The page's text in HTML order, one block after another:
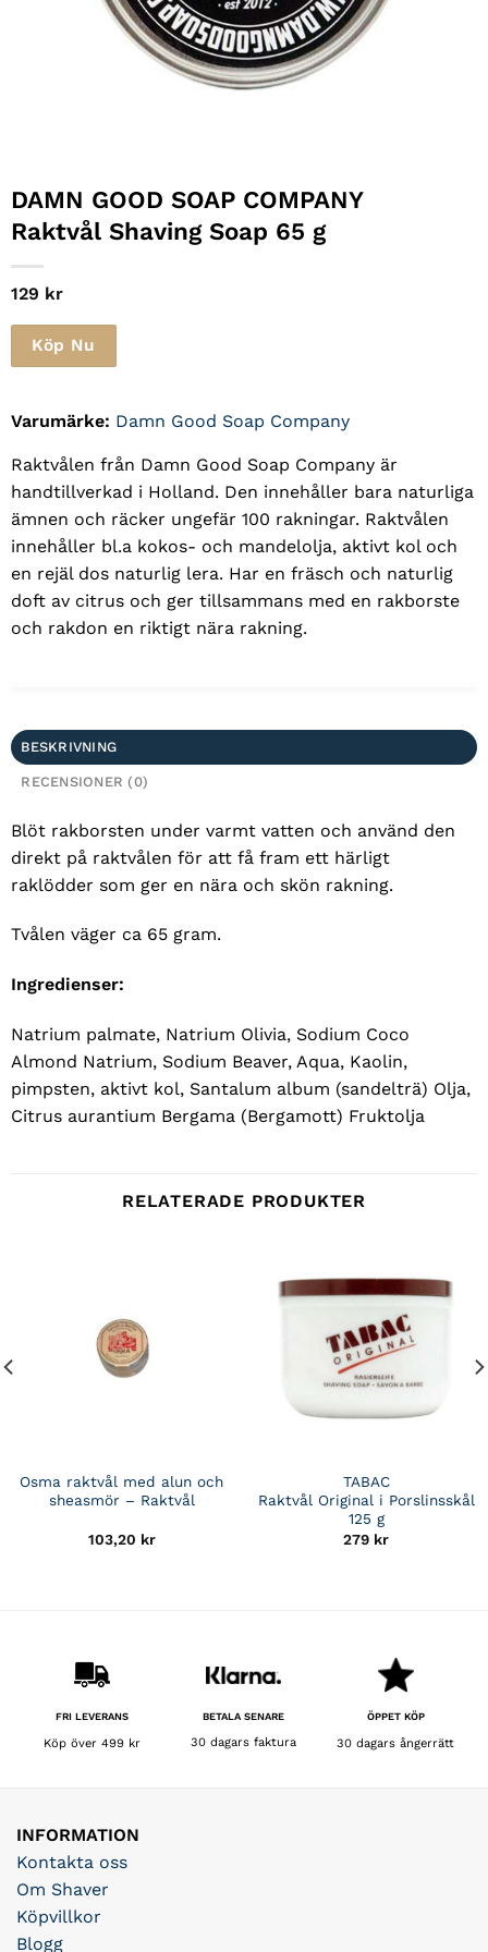
DAMN GOOD SOAP COMPANY
Raktvål Shaving Soap 65 g
129 kr
Köp Nu
Varumärke: Damn Good Soap Company
Raktvålen från Damn Good Soap Company är
handtillverkad i Holland. Den innehåller bara naturliga
ämnen och räcker ungefär 100 rakningar. Raktvålen
innehåller bl.a kokos- och mandelolja, aktivt kol och
en rejäl dos naturlig lera. Har en fräsch och naturlig
doft av citrus och ger tillsammans med en rakborste
och rakdon en riktigt nära rakning.
BESKRIVNING
RECENSIONER (0)
Blöt rakborsten under varmt vatten och använd den
direkt på raktvålen för att få fram ett härligt
raklödder som ger en nära och skön rakning.
Tvålen väger ca 65 gram.
Ingredienser:
Natrium palmate, Natrium Olivia, Sodium Coco
Almond Natrium, Sodium Beaver, Aqua, Kaolin,
pimpsten, aktivt kol, Santalum album (sandelträ) Olja,
Citrus aurantium Bergama (Bergamott) Fruktolja
RELATERADE PRODUKTER
Osma raktvål med alun och
sheasmör – Raktvål
103,20 kr
TABAC
Raktvål Original i Porslinsskål
125 g
279 kr
FRI LEVERANS
Köp över 499 kr
BETALA SENARE
30 dagars faktura
ÖPPET KÖP
30 dagars ångerrätt
INFORMATION
Kontakta oss
Om Shaver
Köpvillkor
Blogg